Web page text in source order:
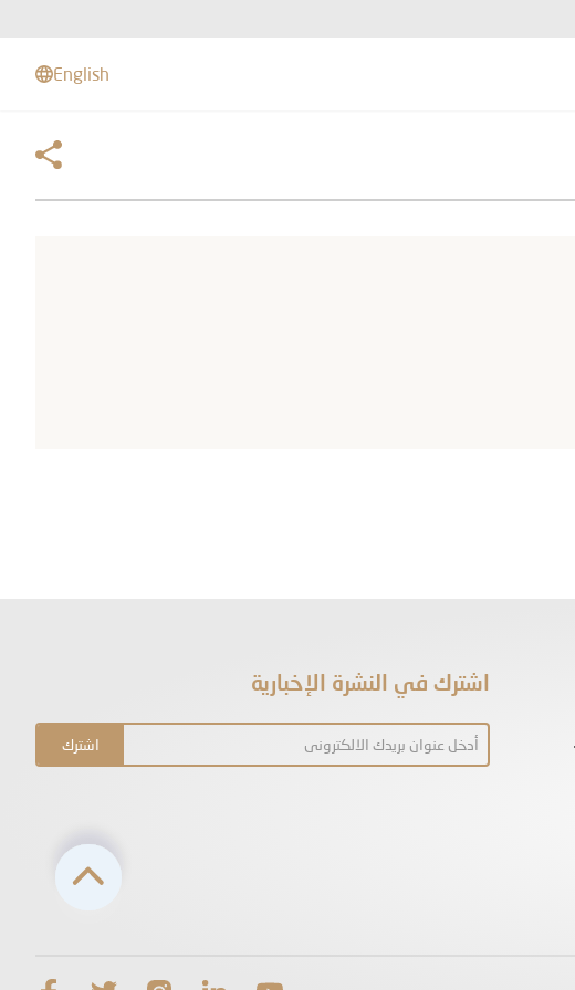
English
اشترك في النشرة الإخبارية
اشترك